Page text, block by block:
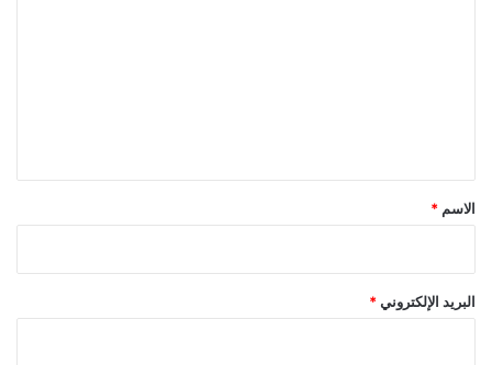
*
الاسم *
البريد الإلكتروني *